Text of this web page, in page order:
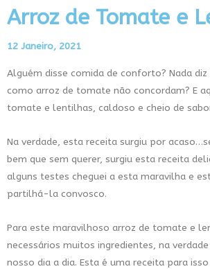
Arroz de Tomate e
12 Janeiro, 2021
Alguém disse comida de conforto? Nada
como arroz de tomate não concordam? E
tomate e lentilhas, caldoso e cheio de
Na verdade, esta receita surgiu por
bem que sem querer, surgiu esta receita
alguns testes cheguei a esta maravilha e
partilhá-la convosco.
Para este maravilhoso arroz de tomate e
necessários muitos ingredientes, na
nosso dia a dia. Esta é uma receita para